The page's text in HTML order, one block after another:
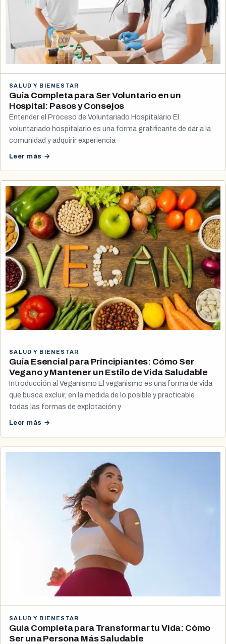
SALUD Y BIENESTAR
Guía Completa para Ser Voluntario en un
Hospital: Pasos y Consejos
Entender el Proceso de Voluntariado Hospitalario El
voluntariado hospitalario es una forma gratificante de dar a la
comunidad y adquirir experiencia
Leer más →
SALUD Y BIENESTAR
Guía Esencial para Principiantes: Cómo Ser
Vegano y Mantener un Estilo de Vida Saludable
Introducción al Veganismo El veganismo es una forma de vida
que busca excluir, en la medida de lo posible y practicable,
todas las formas de explotación y
Leer más →
SALUD Y BIENESTAR
Guía Completa para Transformar tu Vida: Cómo
Ser una Persona Más Saludable